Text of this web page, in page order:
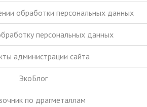
обработки персональных данных
персональных данных
администрации сайта
ЭкоБлог
по драгметаллам